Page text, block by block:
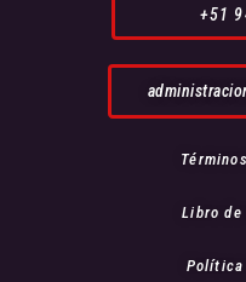
+51
Libro de
Política